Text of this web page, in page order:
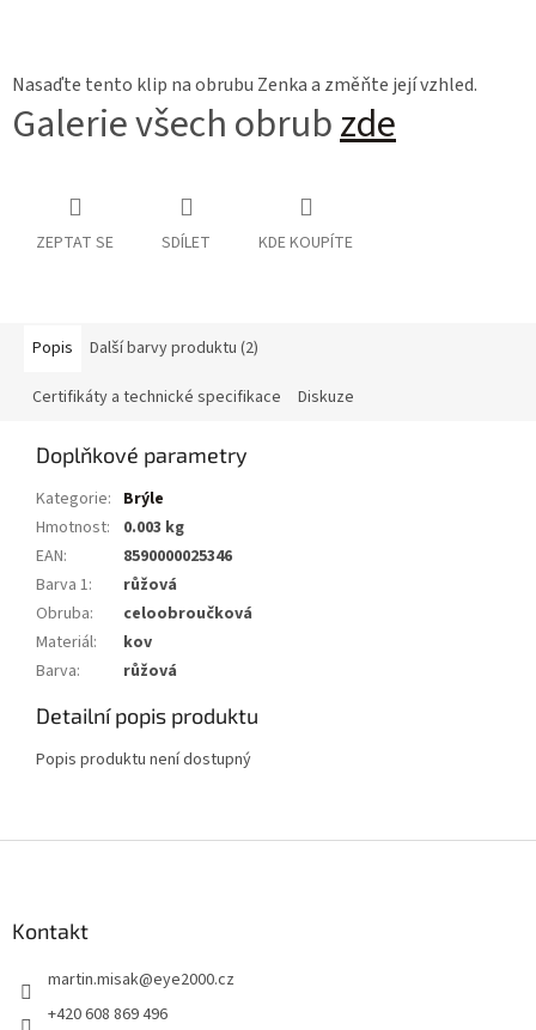
Nasaďte tento klip na obrubu Zenka a změňte její vzhled.
Galerie všech obrubzde
ZEPTAT SE SDÍLET KDE KOUPÍTE
Popis Další barvy produktu (2)
Certifikáty a technické specifikace Diskuze
Doplňkové parametry
Kategorie: Brýle
Hmotnost:
0.003 kg
EAN:
8590000025346
Barva 1:
růžová
Obruba:
celoobroučková
Materiál:
kov
Barva: růžová
Detailní popis produktu
Popis produktu není dostupný
Kontakt
martin.misak@eye2000.cz
+420 608 869 496